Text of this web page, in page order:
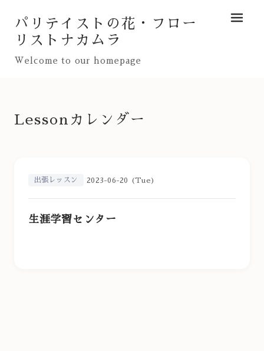
パリテイストの花・フロー
リストナカムラ
Welcome to our homepage
メニュ
Lessonカレンダー
出張レッスン 2023-06-20 (Tue)
生涯学習センター